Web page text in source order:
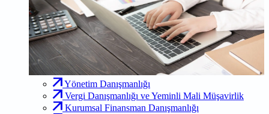
Yönetim Danışmanlığı
Vergi Danışmanlığı ve Yeminli Mali Müşavirlik
Kurumsal Finansman Danışmanlığı